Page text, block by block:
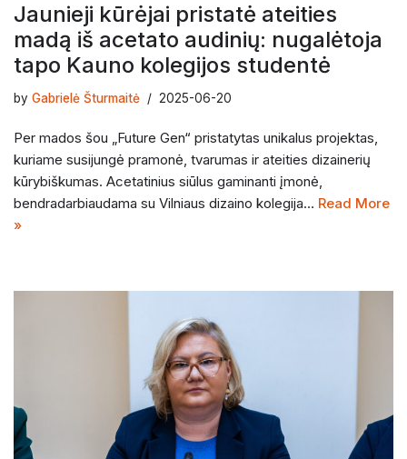
Jaunieji kūrėjai pristatė ateities
madą iš acetato audinių: nugalėtoja
tapo Kauno kolegijos studentė
by Gabrielė Šturmaitė 2025-06-20
Per mados šou „Future Gen“ pristatytas unikalus projektas,
kuriame susijungė pramonė, tvarumas ir ateities dizainerių
kūrybiškumas. Acetatinius siūlus gaminanti įmonė,
bendradarbiaudama su Vilniaus dizaino kolegija… Read More
»